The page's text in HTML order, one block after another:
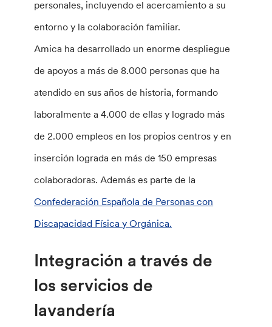
personales, incluyendo el acercamiento a su
entorno y la colaboración familiar.
Amica ha desarrollado un enorme despliegue
de apoyos a más de 8.000 personas que ha
atendido en sus años de historia, formando
laboralmente a 4.000 de ellas y logrado más
de 2.000 empleos en los propios centros y en
inserción lograda en más de 150 empresas
colaboradoras. Además es parte de la
Confederación Española de Personas con
Discapacidad Física y Orgánica.
Integración a través de
los servicios de
lavandería